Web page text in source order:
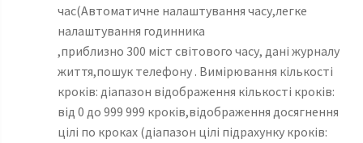
час(Автоматичне налаштування часу,легке
налаштування годинника
,приблизно 300 міст світового часу, дані журналу
життя,пошук телефону . Вимірювання кількості
кроків: діапазон відображення кількості кроків:
від 0 до 999 999 кроків,відображення досягнення
цілі по кроках (діапазон цілі підрахунку кроків: